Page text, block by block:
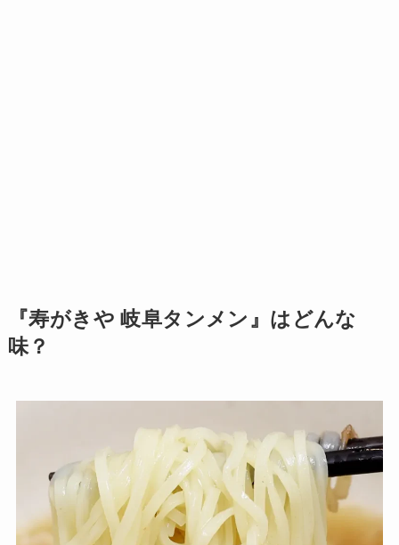
『寿がきや 岐阜タンメン』はどんな
味？